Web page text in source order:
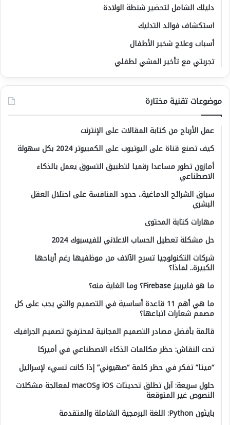
دليلك الشامل لتحضير شنطة الولادة
استكشاف فوائد التدليك
أسباب وعلاج شخير الأطفال
تجربتي مع تأخير المشي لطفلي
موضوعات تقنية مختارة
عمل الأرباح من كتابة المقالات على الإنترنت
كيف تصنع قناة على اليوتيوب على الكمبيوتر 2024 بكل سهولة
أمازون تطور مساعدا رقميا لتطبيق التسوق يعمل بالذكاء
الاصطناعي
سباق الشرائح الدماغية.. حدود المنافسة على احتلال العقل
البشري
مهارات كتابة المحتوى
حل مشكلة تعطيل الحساب الاعلاني للفيسبوك 2024
شركات التكنولوجيا تسرح الآلاف من موظفيها رغم أرباحها
الكبيرة.. لماذا؟
ما هو فايربيز Firebase؟ وما الغاية منه؟
ما هي أهم 11 قاعدة أساسية في التصميم والتي يجب على كل
مصمم شعارات اتباعها؟
قائمة بأفضل مصادر التصميم المجانية لمحترفيّ تصميم الجرافيك
تحت النقاش: حظر مكالمات الذكاء الاصطناعي في أميركا
“ميتا” تفكر في حظر كلمة “صهيوني” إذا كانت تسيء لإسرائيل
حلول سريعة: آبل تطلق تحديثات iOS وmacOS لمعالجة مشكلات
النصوص غير المتوقعة
بايثون Python: اللغة البرمجية الشاملة والمتقدمة